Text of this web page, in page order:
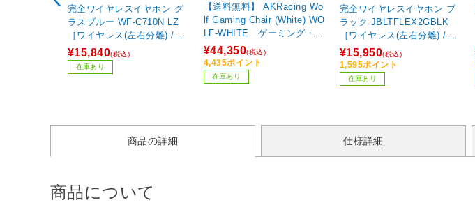
完全ワイヤレスイヤホン グ
ラスブルー WF-C710N LZ
［ワイヤレス(左右分離) /ノ
イズキャンセリング対応 /Bl
uetooth対応］
¥15,840(税込)
在庫あり
【送料無料】 AKRacing Wo
lf Gaming Chair (White) WO
LF-WHITE ゲーミング・オ
フィスチェア(ホワイト) [A
KR-WOLF-WHITE]【ゲーミ
ングチェアー】 【864】
¥44,350(税込)
4,435ポイント
在庫あり
完全ワイヤレスイヤホン ブ
ラック JBLTFLEX2GBLK
［ワイヤレス(左右分離) /ノ
イズキャンセリング対応 /Bl
uetooth対応］
¥15,950(税込)
1,595ポイント
在庫あり
商品の詳細 仕様詳細
商品について